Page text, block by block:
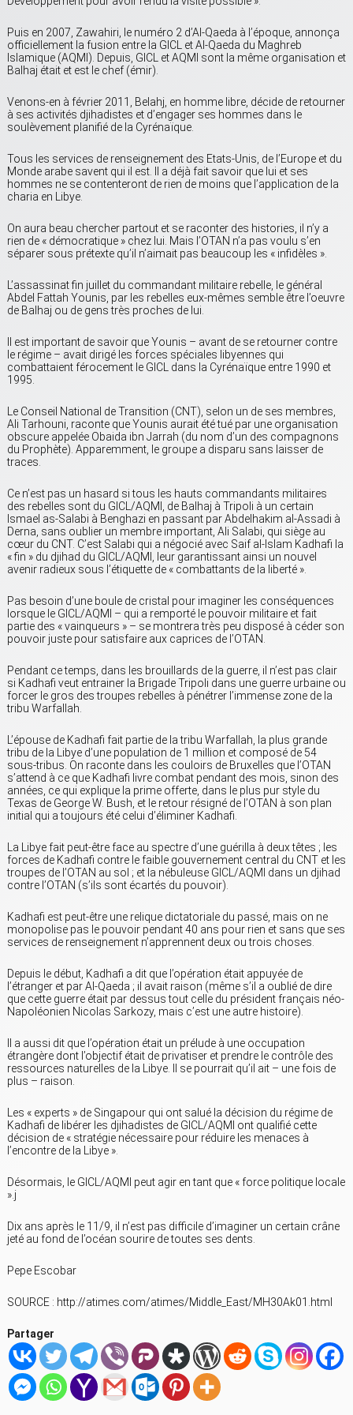
Puis en 2007, Zawahiri, le numéro 2 d’Al-Qaeda à l’époque, annonça
officiellement la fusion entre la GICL et Al-Qaeda du Maghreb
Islamique (AQMI). Depuis, GICL et AQMI sont la même organisation et
Balhaj était et est le chef (émir).
Venons-en à février 2011, Belahj, en homme libre, décide de retourner
à ses activités djihadistes et d’engager ses hommes dans le
soulèvement planifié de la Cyrénaïque.
Tous les services de renseignement des Etats-Unis, de l’Europe et du
Monde arabe savent qui il est. Il a déjà fait savoir que lui et ses
hommes ne se contenteront de rien de moins que l’application de la
charia en Libye.
On aura beau chercher partout et se raconter des histories, il n’y a
rien de « démocratique » chez lui. Mais l’OTAN n’a pas voulu s’en
séparer sous prétexte qu’il n’aimait pas beaucoup les « infidèles ».
L’assassinat fin juillet du commandant militaire rebelle, le général
Abdel Fattah Younis, par les rebelles eux-mêmes semble être l’oeuvre
de Balhaj ou de gens très proches de lui.
Il est important de savoir que Younis – avant de se retourner contre
le régime – avait dirigé les forces spéciales libyennes qui
combattaient férocement le GICL dans la Cyrénaïque entre 1990 et
1995.
Le Conseil National de Transition (CNT), selon un de ses membres,
Ali Tarhouni, raconte que Younis aurait été tué par une organisation
obscure appelée Obaida ibn Jarrah (du nom d’un des compagnons
du Prophète). Apparemment, le groupe a disparu sans laisser de
traces.
Ce n’est pas un hasard si tous les hauts commandants militaires
des rebelles sont du GICL/AQMI, de Balhaj à Tripoli à un certain
Ismael as-Salabi à Benghazi en passant par Abdelhakim al-Assadi à
Derna, sans oublier un membre important, Ali Salabi, qui siège au
cœur du CNT. C’est Salabi qui a négocié avec Saif al-Islam Kadhafi la
« fin » du djihad du GICL/AQMI, leur garantissant ainsi un nouvel
avenir radieux sous l’étiquette de « combattants de la liberté ».
Pas besoin d’une boule de cristal pour imaginer les conséquences
lorsque le GICL/AQMI – qui a remporté le pouvoir militaire et fait
partie des « vainqueurs » – se montrera très peu disposé à céder son
pouvoir juste pour satisfaire aux caprices de l’OTAN.
Pendant ce temps, dans les brouillards de la guerre, il n’est pas clair
si Kadhafi veut entrainer la Brigade Tripoli dans une guerre urbaine ou
forcer le gros des troupes rebelles à pénétrer l’immense zone de la
tribu Warfallah.
L’épouse de Kadhafi fait partie de la tribu Warfallah, la plus grande
tribu de la Libye d’une population de 1 million et composé de 54
sous-tribus. On raconte dans les couloirs de Bruxelles que l’OTAN
s’attend à ce que Kadhafi livre combat pendant des mois, sinon des
années, ce qui explique la prime offerte, dans le plus pur style du
Texas de George W. Bush, et le retour résigné de l’OTAN à son plan
initial qui a toujours été celui d’éliminer Kadhafi.
La Libye fait peut-être face au spectre d’une guérilla à deux têtes ; les
forces de Kadhafi contre le faible gouvernement central du CNT et les
troupes de l’OTAN au sol ; et la nébuleuse GICL/AQMI dans un djihad
contre l’OTAN (s’ils sont écartés du pouvoir).
Kadhafi est peut-être une relique dictatoriale du passé, mais on ne
monopolise pas le pouvoir pendant 40 ans pour rien et sans que ses
services de renseignement n’apprennent deux ou trois choses.
Depuis le début, Kadhafi a dit que l’opération était appuyée de
l’étranger et par Al-Qaeda ; il avait raison (même s’il a oublié de dire
que cette guerre était par dessus tout celle du président français néo-
Napoléonien Nicolas Sarkozy, mais c’est une autre histoire).
Il a aussi dit que l’opération était un prélude à une occupation
étrangère dont l’objectif était de privatiser et prendre le contrôle des
ressources naturelles de la Libye. Il se pourrait qu’il ait – une fois de
plus – raison.
Les « experts » de Singapour qui ont salué la décision du régime de
Kadhafi de libérer les djihadistes de GICL/AQMI ont qualifié cette
décision de « stratégie nécessaire pour réduire les menaces à
l’encontre de la Libye ».
Désormais, le GICL/AQMI peut agir en tant que « force politique locale
».j
Dix ans après le 11/9, il n’est pas difficile d’imaginer un certain crâne
jeté au fond de l’océan sourire de toutes ses dents.
Pepe Escobar
SOURCE : http://atimes.com/atimes/Middle_East/MH30Ak01.html
Partager